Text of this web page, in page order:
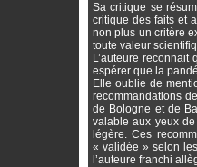
Sa critique se
critique des faits et
non plus un critère
toute valeur
L’auteure
espérer que la
Elle oublie de
recommandations
de Bologne et de
valable aux yeux
légère. Ces
« validée » selon
l’auteure franchi